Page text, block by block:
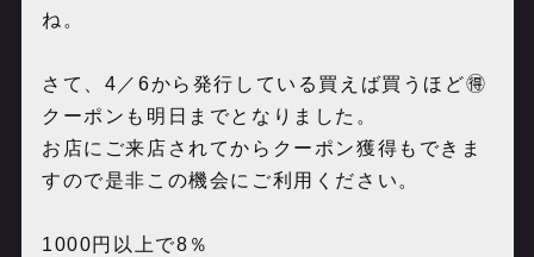
ね。
さて、4／6から発行している買えば買うほど🉐
クーポンも明日までとなりました。
お店にご来店されてからクーポン獲得もできま
すので是非この機会にご利用ください。
1000円以上で8％